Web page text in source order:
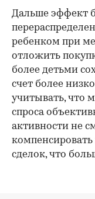
Дальше эффект
ребенком при
отложить
более детьми
счет более
учитывать, что
спроса
активности не
сделок, что